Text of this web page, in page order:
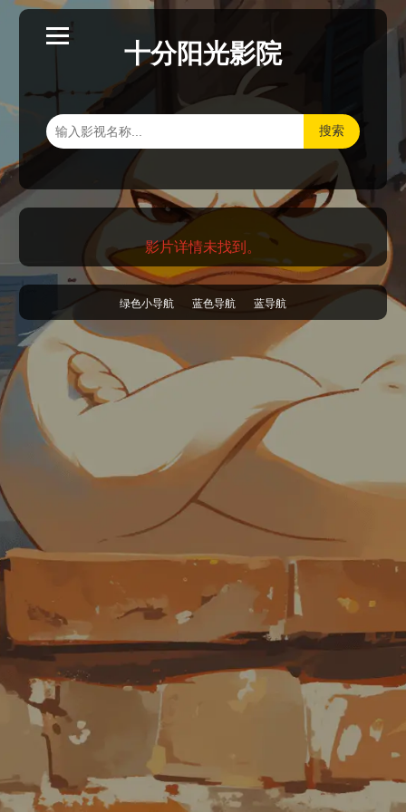
十分阳光影院
搜索
影片详情未找到。
绿色小导航 蓝色导航 蓝导航